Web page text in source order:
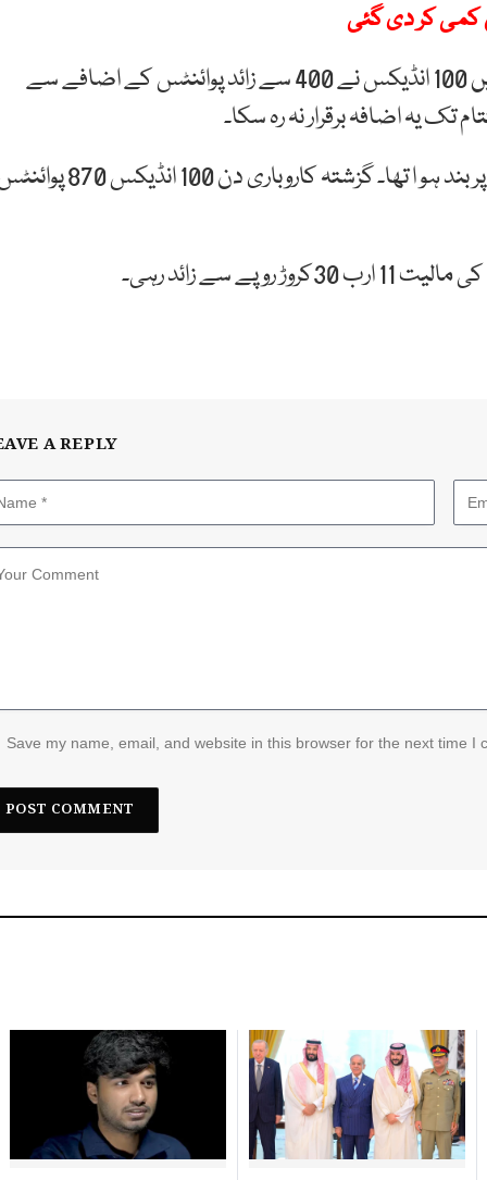
کمی کر دی گئی
گزشتہ روز کاروبار کے آغاز میں تیزی دیکھی گئی جس میں 100 انڈیکس نے 400 سے زائد پوائنٹس کے اضافے سے
100 انڈیکس 314 پوائنٹس کم ہوکر 65 ہزار 417 پوائنٹس پر بند ہو ا تھا۔ گزشتہ کاروباری دن 100
A REPLY
Save my name, email, and website in this browser for the next time I